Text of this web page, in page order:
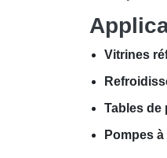
Vitrines
Tables de
Pompes